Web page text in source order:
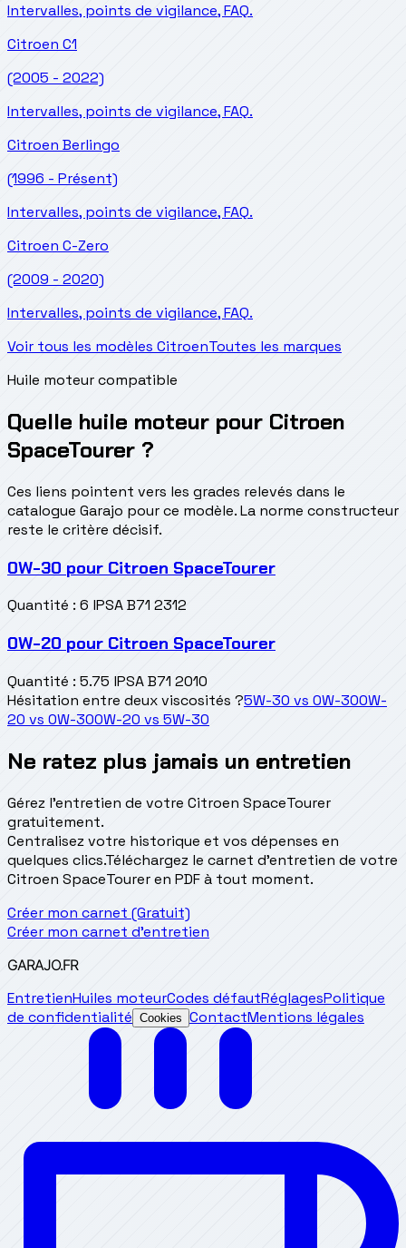
Intervalles, points de vigilance, FAQ.
Citroen C1
(2005 - 2022)
Intervalles, points de vigilance, FAQ.
Citroen Berlingo
(1996 - Présent)
Intervalles, points de vigilance, FAQ.
Citroen C-Zero
(2009 - 2020)
Intervalles, points de vigilance, FAQ.
Voir tous les modèles CitroenToutes les marques
Huile moteur compatible
Quelle huile moteur pour Citroen
SpaceTourer ?
Ces liens pointent vers les grades relevés dans le
catalogue Garajo pour ce modèle. La norme constructeur
reste le critère décisif.
0W-30 pour Citroen SpaceTourer
Quantité :6 lPSA B71 2312
0W-20 pour Citroen SpaceTourer
Quantité :5.75 lPSA B71 2010
Hésitation entre deux viscosités ?5W-30 vs 0W-300W-
20 vs 0W-300W-20 vs 5W-30
Ne ratez plus jamais un entretien
Gérez l'entretien de votre Citroen SpaceTourer
gratuitement.
Centralisez votre historique et vos dépenses en
quelques clics.Téléchargez le carnet d'entretien de votre
Citroen SpaceTourer en PDF à tout moment.
Créer mon carnet (Gratuit)
Créer mon carnet d'entretien
GARAJO.FR
EntretienHuiles moteurCodes défautRéglagesPolitique
de confidentialité Cookies ContactMentions légales